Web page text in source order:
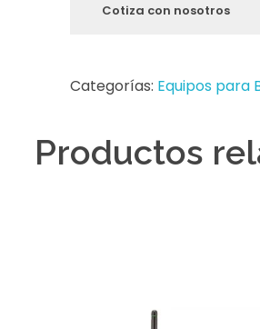
Cotiza con nosotros
Categorías: Equipos para
Productos